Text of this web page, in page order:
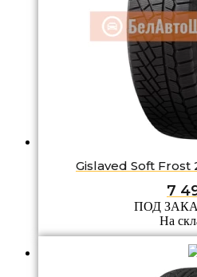
Gislaved Soft Frost
7
ПОД
На